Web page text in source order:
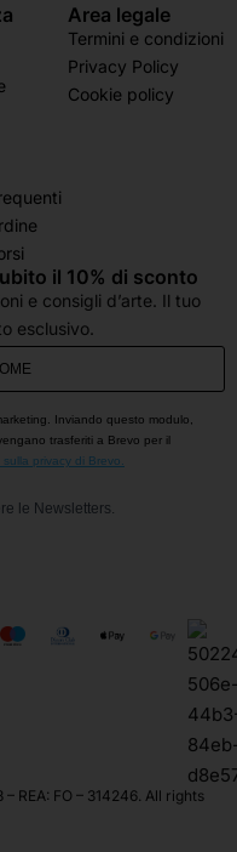
Area legale
Termini e condizioni
Privacy Policy
Cookie policy
il 10% di sconto
e consigli d’arte. Il tuo
esclusivo.
Inviando questo modulo,
trasferiti a Brevo per il
privacy di Brevo.
le Newsletters.
REA: FO – 314246. All rights